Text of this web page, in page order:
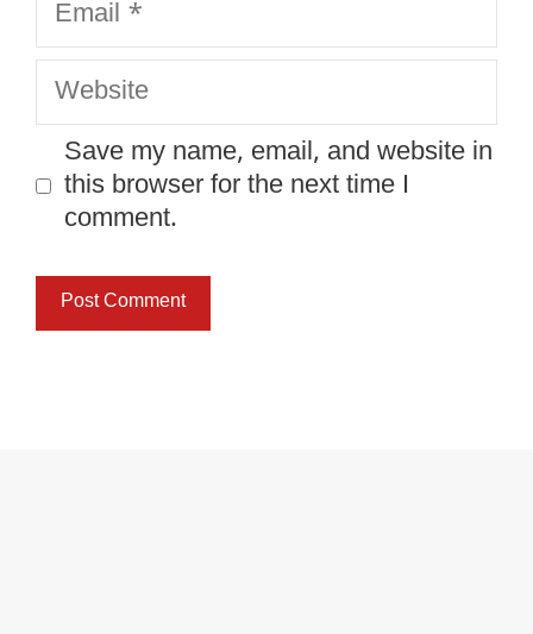
Website
Save my name, email, and website in
this browser for the next time I
comment.